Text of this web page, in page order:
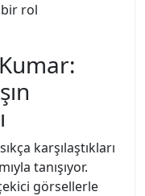
rol
karşılaştıkları
tanışıyor.
görsellerle